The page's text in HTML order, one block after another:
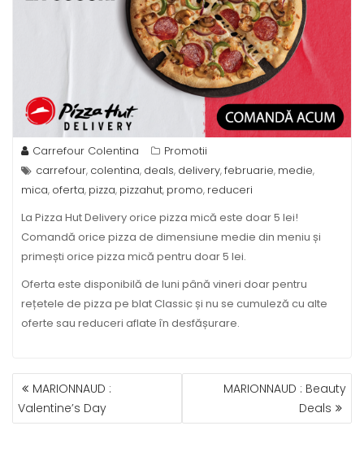
Carrefour Colentina
Promotii
carrefour, colentina, deals, delivery,februarie, medie,
mica, oferta, pizza, pizzahut, promo, reduceri
La Pizza Hut Delivery orice pizza mică este doar 5 lei!
Comandă orice pizza de dimensiune medie din meniu și
primești orice pizza mică pentru doar 5 lei.
Oferta este disponibilă de luni până vineri doar pentru
rețetele de pizza pe blat Classic și nu se cumuleză cu alte
oferte sau reduceri aflate în desfășurare.
POST
NAVIGATION
MARIONNAUD :
Valentine’s Day
MARIONNAUD : Beauty
Deals